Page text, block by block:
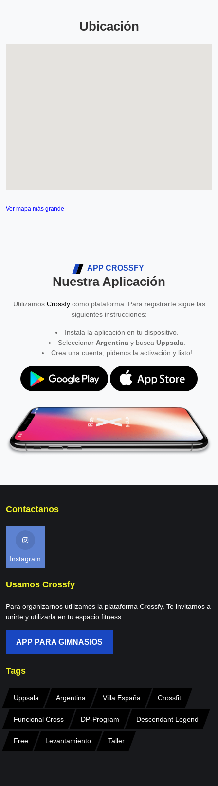
Ubicación
Ver mapa más grande
APP CROSSFY
Nuestra Aplicación
Utilizamos Crossfycomo plataforma. Para registrarte sigue las
siguientes instrucciones:
Instala la aplicación en tu dispositivo.
Seleccionar Argentinay busca Uppsala.
Crea una cuenta, pidenos la activación y listo!
Contactanos
Instagram
Usamos Crossfy
Para organizarnos utilizamos la plataforma Crossfy. Te invitamos a
unirte y utilizarla en tu espacio fitness.
APP PARA GIMNASIOS
Tags
Uppsala Argentina Villa España Crossfit
Funcional Cross DP-Program Descendant Legend
Free Levantamiento Taller